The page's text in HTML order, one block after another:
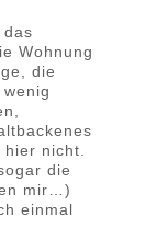
Wohnung
die
nicht.
die
mir…)
einmal